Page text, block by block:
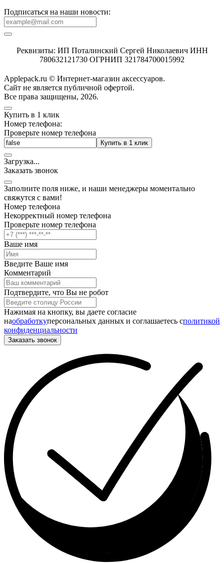
Подписаться на наши новости:
Реквизиты: ИП Поталинский Сергей Николаевич ИНН
780632121730 ОГРНИП 321784700015992
Applepack.ru © Интернет-магазин аксессуаров.
Cайт не является публичной офертой.
Все права защищены, 2026.
Купить в 1 клик
Номер телефона:
Проверьте номер телефона
Купить в 1 клик
Загрузка...
Заказать звонок
Заполните поля ниже, и наши менеджеры моментально
свяжутся с вами!
Номер телефона
Некорректный номер телефона
Проверьте номер телефона
Ваше имя
Введите Ваше имя
Комментарий
Подтвердите, что Вы не робот
Нажимая на кнопку, вы даете согласие
наобработкуперсональных данных и соглашаетесь cполитикой
конфиденциальности
Заказать звонок